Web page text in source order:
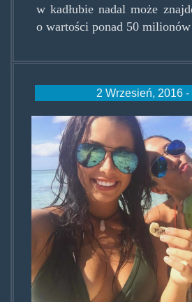
w kadłubie nadal może
o wartości ponad 50
2 Wrzesień, 2016 -
quebec-women-
massive-coke-
documented-
instagram.jpg